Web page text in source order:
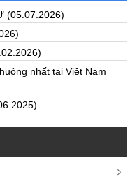
(05.07.2026)
nhất tại Việt Nam